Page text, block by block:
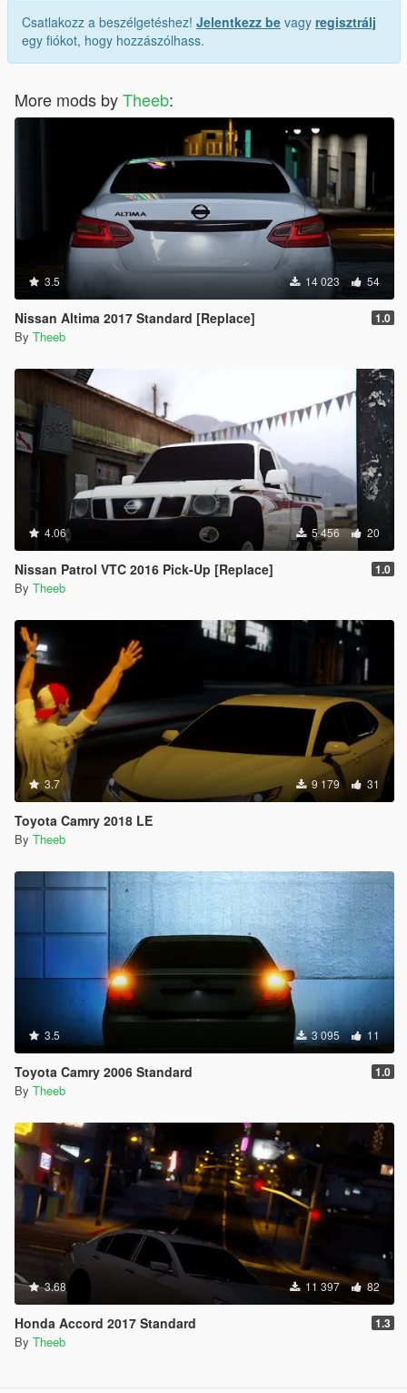
Csatlakozz a beszélgetéshez! Jelentkezz be vagy regisztrálj
egy fiókot, hogy hozzászólhass.
More mods byTheeb:
3.5 14 023 54
Nissan Altima 2017 Standard [Replace] 1.0
By Theeb
4.06 5 456 20
Nissan Patrol VTC 2016 Pick-Up [Replace] 1.0
By Theeb
3.7 9 179 31
Toyota Camry 2018 LE
By Theeb
3.5 3 095 11
Toyota Camry 2006 Standard 1.0
By Theeb
3.68 11 397 82
Honda Accord 2017 Standard 1.3
By Theeb